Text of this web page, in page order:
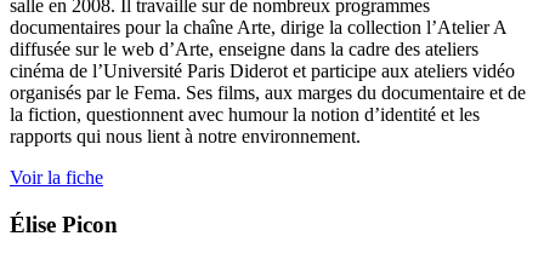
salle en 2008. Il travaille sur de nombreux programmes
documentaires pour la chaîne Arte, dirige la collection l’Atelier A
diffusée sur le web d’Arte, enseigne dans la cadre des ateliers
cinéma de l’Université Paris Diderot et participe aux ateliers vidéo
organisés par le Fema. Ses films, aux marges du documentaire et de
la fiction, questionnent avec humour la notion d’identité et les
rapports qui nous lient à notre environnement.
Voir la fiche
Élise Picon